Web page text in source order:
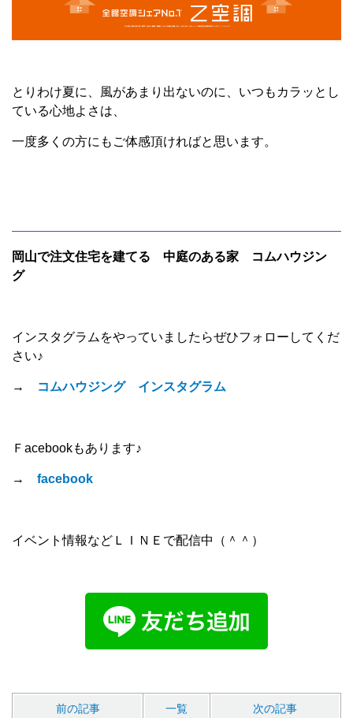
とりわけ夏に、風があまり出ないのに、いつもカラッとし
ている心地よさは、
一度多くの方にもご体感頂ければと思います。
岡山で注文住宅を建てる 中庭のある家 コムハウジン
グ
インスタグラムをやっていましたらぜひフォローしてくだ
さい♪
→ コムハウジング インスタグラム
Ｆacebookもあります♪
→ facebook
イベント情報などＬＩＮＥで配信中（＾＾）
前の記事 一覧 次の記事